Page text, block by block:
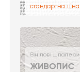
стандартна ціна
Вінілові шпалери
ЖИВОПИС